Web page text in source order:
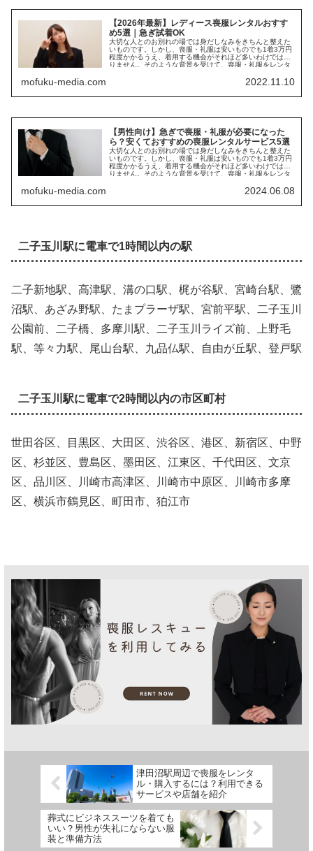
【2026年最新】レディース喪服レンタルおすす
め5選｜急ぎ試着OK
大切な人とのお別れの場では身だしなみをきちんと整えた
いものです。しかし、喪服・礼服は安いものでも1着3万円
程度かかるうえ、着用する機会がそれほど多いわけではあ
りません。そのような背景を受けて、喪服・礼服をレンタ
mofuku-media.com 2022.11.10
【男性向け】急ぎで喪服・礼服が必要になった
ら？安くておすすめの喪服レンタルサービス5選
大切な人とのお別れの場では身だしなみをきちんと整えた
いものです。しかし、喪服・礼服は安いものでも1着3万円
程度かかるうえ、着用する機会がそれほど多いわけではあ
りません。そのような背景を受けて、喪服・礼服をレンタ
mofuku-media.com 2024.06.08
二子玉川駅に電車で1時間以内の駅
二子新地駅、高津駅、溝の口駅、梶が谷駅、宮崎台駅、鷺
沼駅、あざみ野駅、たまプラーザ駅、宮前平駅、二子玉川
公園前、二子橋、多摩川駅、二子玉川ライズ前、上野毛
駅、等々力駅、尾山台駅、九品仏駅、自由が丘駅、登戸駅
二子玉川駅に電車で2時間以内の市区町村
世田谷区、目黒区、大田区、渋谷区、港区、新宿区、中野
区、杉並区、豊島区、墨田区、江東区、千代田区、文京
区、品川区、川崎市高津区、川崎市中原区、川崎市多摩
区、横浜市鶴見区、町田市、狛江市
津田沼駅周辺で喪服をレンタ
ル・購入するには？利用できる
サービスや店舗を紹介
葬式にビジネススーツを着ても
いい？男性が失礼にならない服
装と準備方法